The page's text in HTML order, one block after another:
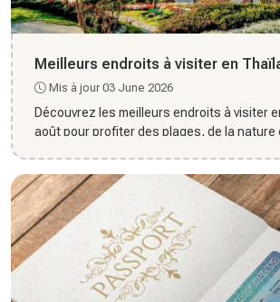
Meilleurs endroits à visiter en
Mis à jour 03 June 2026
Découvrez les meilleurs endroits à visiter
août pour profiter des plages, de la nature